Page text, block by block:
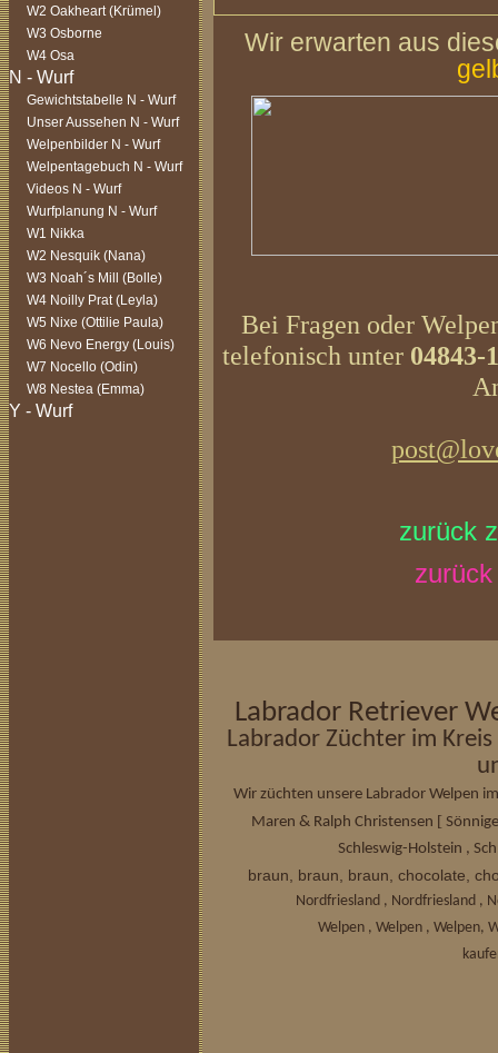
W2 Oakheart (Krümel)
W3 Osborne
W4 Osa
Gewichtstabelle N - Wurf
Unser Aussehen N - Wurf
Welpenbilder N - Wurf
Welpentagebuch N - Wurf
Videos N - Wurf
Wurfplanung N - Wurf
W1 Nikka
W2 Nesquik (Nana)
W3 Noah´s Mill (Bolle)
W4 Noilly Prat (Leyla)
W5 Nixe (Ottilie Paula)
W6 Nevo Energy (Louis)
W7 Nocello (Odin)
W8 Nestea (Emma)
Wir erwarten aus
Bei Fragen oder
telefonisch unter 04843-
zurück
Labrador Retriever
Labrador Züchter im
Wir züchten unsere Labrador Welpen
Maren & Ralph Christensen [
Schleswig-Holstein ,
braun, braun, braun, chocolate,
Nordfriesland , Nordfriesland ,
Welpen , Welpen , Welpen,